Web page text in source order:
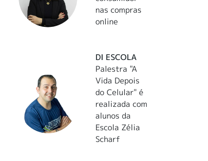
nas compras
online
DI ESCOLA
Palestra "A
Vida Depois
do Celular" é
realizada com
alunos da
Escola Zélia
Scharf